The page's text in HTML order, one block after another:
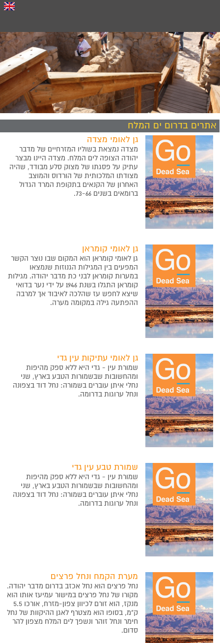
אתרים בדרום ים המלח
גן לאומי מצדה
מצדה נמצאת בשוליו המזרחיים של מדבר
יהודה הצופה לים המלח. מצדה היינו מבצר
עתיק על פסגתו של מצוק סלע מבודד, שהיה
מצודתו המלכותית של הורדוס והמוצב
האחרון של הקנאים בתקופת המרד הגדול
ברומאים בשנים 73-66.
גן לאומי קומראן
גן לאומי קומראן הוא המקום שבו נוצר הקשר
המפעים בין המגילות הגנוזות שנמצאו
במערות קומראן לבני כת מדבר יהודה. מגילות
קומראן התגלו בשנת 1946 על ידי נער בדואי
שיצא לחפש עז שהלכה לאיבוד אך למרבה
ההפתעה גילה במקומה מערה.
גן לאומי עתיקות עין גדי
שמורת עין - גדי היא ללא ספק מהיפות
ומהחשובות שבשמורות הטבע בארץ, שני
נחלי איתן עוברים בשמורה: נחל דוד בצפונה
ונחל ערוגות בדרומה.
שמורת טבע עין גדי
שמורת עין - גדי היא ללא ספק מהיפות
ומהחשובות שבשמורות הטבע בארץ, שני
נחלי איתן עוברים בשמורה: נחל דוד בצפונה
ונחל ערוגות בדרומה.
מערת הקמח ונחל פרצים
נחל פרצים הוא נחל אכזב בדרום מדבר יהודה.
מקורו של נחל פרצים במישור עמיעז אותו הוא
מנקז, הוא זורם לכיוון צפון-מזרח, אורכו 5.5
ק"מ, בסופו הוא מצטרף לאגן ההיקוות של נחל
חימר ונחל זוהר ונשפך לים המלח מצפון להר
סדום.